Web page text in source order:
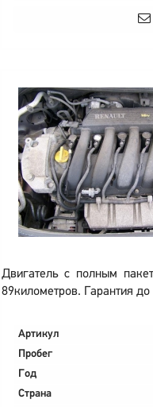
Двигатель с полным
89километров. Гарантия
Артикул
Пробег
Год
Страна